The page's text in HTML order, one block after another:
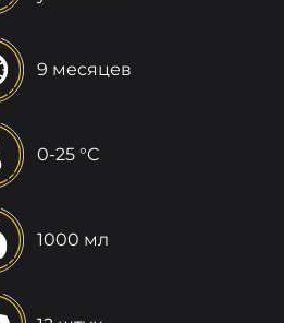
0-25 °C
1000 мл
9 месяцев